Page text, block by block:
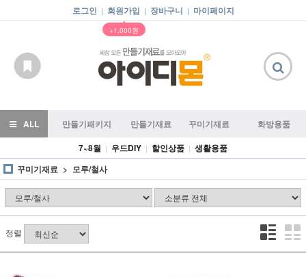
로그인 | 회원가입 |
▲
+1,000원
장바구니 | 마이페이지
ALL 만들기패키지 만들기재료 꾸미기재료
화방용품
7~8월 | 우드DIY | 할인상품 | 생활용품
꾸미기재료
모루/철사
정렬